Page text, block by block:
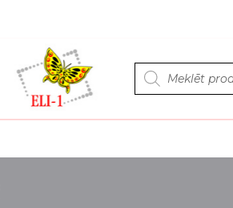
Products
search